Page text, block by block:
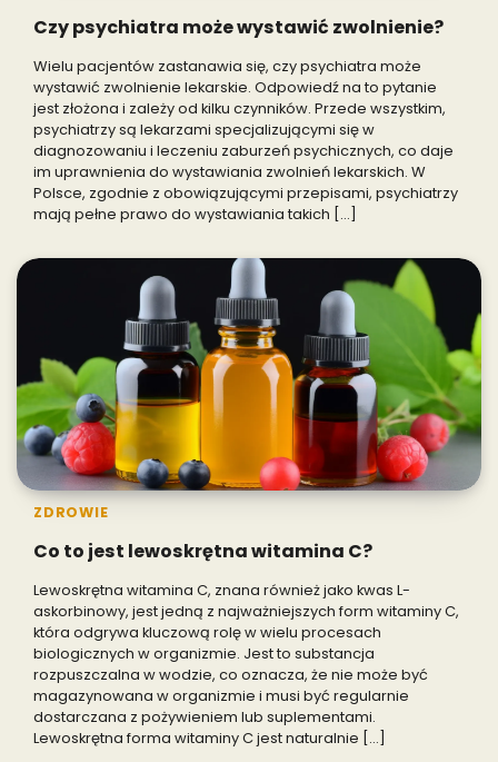
Czy psychiatra może wystawić zwolnienie?
Wielu pacjentów zastanawia się, czy psychiatra może
wystawić zwolnienie lekarskie. Odpowiedź na to pytanie
jest złożona i zależy od kilku czynników. Przede wszystkim,
psychiatrzy są lekarzami specjalizującymi się w
diagnozowaniu i leczeniu zaburzeń psychicznych, co daje
im uprawnienia do wystawiania zwolnień lekarskich. W
Polsce, zgodnie z obowiązującymi przepisami, psychiatrzy
mają pełne prawo do wystawiania takich […]
ZDROWIE
Co to jest lewoskrętna witamina C?
Lewoskrętna witamina C, znana również jako kwas L-
askorbinowy, jest jedną z najważniejszych form witaminy C,
która odgrywa kluczową rolę w wielu procesach
biologicznych w organizmie. Jest to substancja
rozpuszczalna w wodzie, co oznacza, że nie może być
magazynowana w organizmie i musi być regularnie
dostarczana z pożywieniem lub suplementami.
Lewoskrętna forma witaminy C jest naturalnie […]